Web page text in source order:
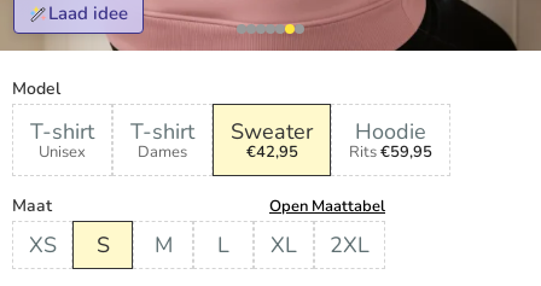
Laad idee
Model
T-shirt
Unisex
T-shirt
Dames
Sweater
€42,95
Hoodie
Rits€59,95
Maat Open Maattabel
XS S M L XL 2XL